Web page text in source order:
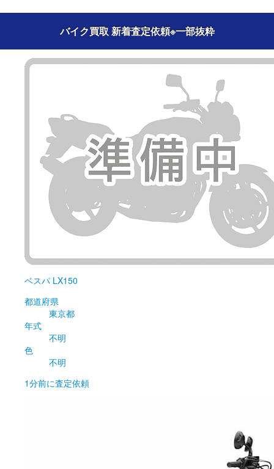
バイク買取 新着査定依頼※一部抜粋
ベスパ LX150
都道府県
東京都
年式
不明
色
不明
1分前に査定依頼